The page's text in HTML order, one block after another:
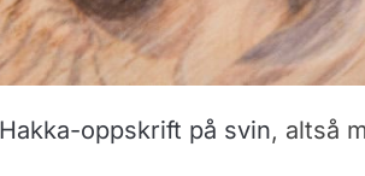
Hakka-oppskrift på svin, altså